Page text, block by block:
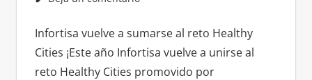
Infortisa vuelve a sumarse al reto Healthy
Cities ¡Este año Infortisa vuelve a unirse al
reto Healthy Cities promovido por